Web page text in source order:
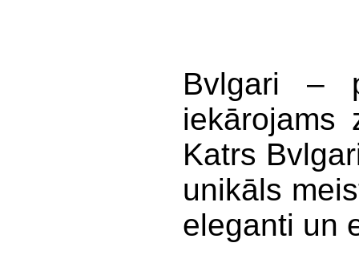
Bvlgari –
iekārojams
Katrs
unikāls
eleganti un